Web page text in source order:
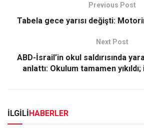
Previous Post
Tabela gece yarısı değişti:
Next Post
ABD-İsrail’in okul saldırısında
anlattı: Okulum tamamen
İLGİLİHABERLER